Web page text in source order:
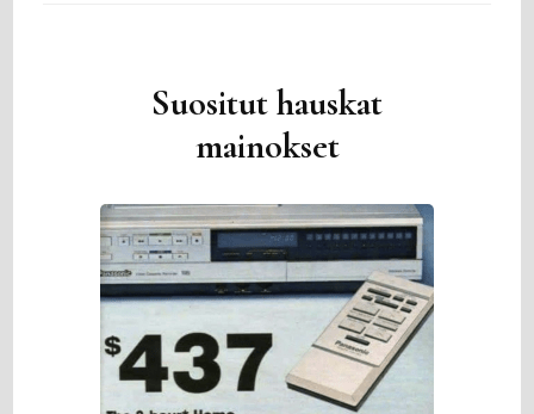
Suositut hauskat
mainokset